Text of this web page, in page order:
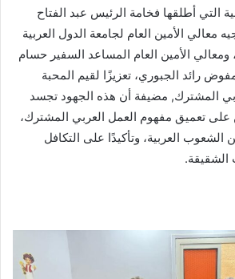
التي أطلقها فخامة الرئيس عبد الفتاح
معالي الأمين العام لجامعة الدول العربية
ومعالي الأمين العام المساعد السفير حسام
رائد الجبوري، تعزيزًا لقيم المحبة
المشترك, مضيفة أن هذه الجهود تجسد
تعميق مفهوم العمل العربي المشترك،
الشعوب العربية، وتأكيدًا على التكافل
الشقيقة.